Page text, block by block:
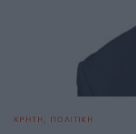
ΚΡΗΤΗ ΠΟΛΙΤΙΚΗ